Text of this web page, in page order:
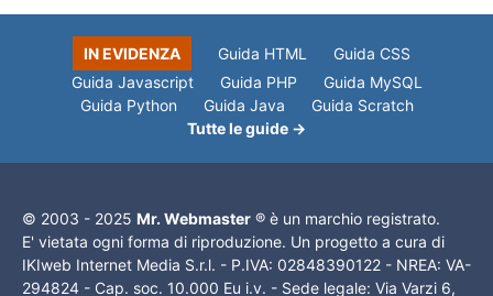
IN EVIDENZA Guida HTML
Guida CSS
Guida Javascript
Guida PHP
Guida MySQL
Guida Python
Guida Java
Guida Scratch
Tutte le guide →
© 2003 - 2025 Mr. Webmaster ® è un marchio registrato.
E' vietata ogni forma di riproduzione. Un progetto a cura di
IKIweb Internet Media S.r.l. - P.IVA: 02848390122 - NREA: VA-
294824 - Cap. soc. 10.000 Eu i.v. - Sede legale: Via Varzi 6,